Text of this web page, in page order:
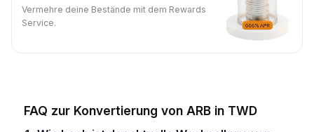
Vermehre deine Bestände mit dem Rewards
Service.
FAQ zur Konvertierung von ARB in TWD